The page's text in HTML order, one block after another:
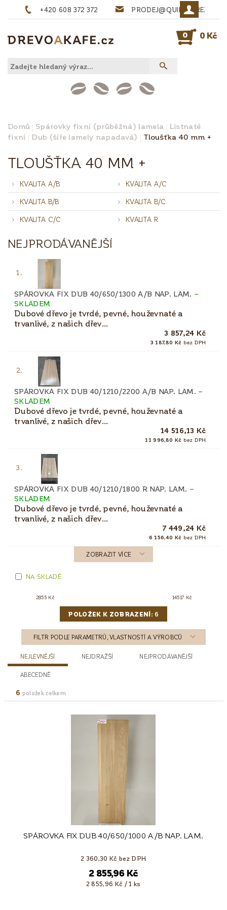
+420 608 372 372 PRODEJ@QUINTA-
0 0 Kč
Domů Spárovky fixní (průběžná) lamela
Listnaté
fixní
Dub (šíře lamely napadavá) Tloušťka 40 mm +
TLOUŠŤKA 40 MM +
KVALITA A/B KVALITA A/C
KVALITA B/B KVALITA B/C
KVALITA C/C KVALITA R
NEJPRODÁVANĚJŠÍ
1.
SPÁROVKA FIX DUB 40/650/1300 A/B NAP. LAM. –
SKLADEM
Dubové dřevo je tvrdé, pevné, houževnaté a
trvanlivé, z našich dřev...
3 857,24 Kč
3 187,80 Kč bez DPH
2.
SPÁROVKA FIX DUB 40/1210/2200 A/B NAP. LAM. –
SKLADEM
Dubové dřevo je tvrdé, pevné, houževnaté a
trvanlivé, z našich dřev...
14 516,13 Kč
11 996,80 Kč bez DPH
3.
SPÁROVKA FIX DUB 40/1210/1800 R NAP. LAM. –
SKLADEM
Dubové dřevo je tvrdé, pevné, houževnaté a
trvanlivé, z našich dřev...
7 449,24 Kč
6 156,40 Kč bez DPH
ZOBRAZIT VÍCE
NA SKLADĚ
2855 Kč 14517 Kč
POLOŽEK K ZOBRAZENÍ: 6
FILTR PODLE PARAMETRŮ, VLASTNOSTÍ A VÝROBCŮ
NEJLEVNĚJŠÍ NEJDRAŽŠÍ NEJPRODÁVANĚJŠÍ
ABECEDNĚ
6 položek celkem
SPÁROVKA FIX DUB 40/650/1000 A/B NAP. LAM.
2 360,30 Kč bez DPH
2 855,96 Kč
2 855,96 Kč / 1 ks